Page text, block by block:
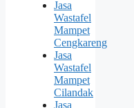
Jasa
Wastafel
Mampet
Cengkareng
Jasa
Wastafel
Mampet
Cilandak
Jasa